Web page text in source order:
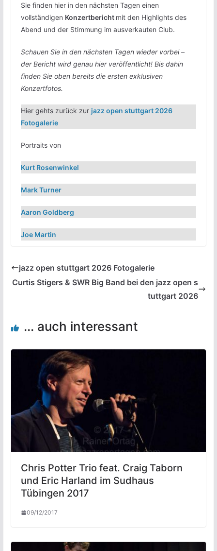
Sie finden hier in den nächsten Tagen einen
vollständigen Konzertbericht mit den Highlights des
Abend und der Stimmung im ausverkauten Club.
Schauen Sie in den nächsten Tagen wieder vorbei –
der Bericht wird genau hier veröffentlicht! Bis dahin
finden Sie oben bereits die ersten exklusiven
Konzertfotos.
Hier gehts zurück zur jazz open stuttgart 2026
Fotogalerie
Portraits von
Kurt Rosenwinkel
Mark Turner
Aaron Goldberg
Joe Martin
jazz open stuttgart 2026 Fotogalerie
Curtis Stigers & SWR Big Band bei den jazz open s
tuttgart 2026
... auch interessant
Chris Potter Trio feat. Craig Taborn
und Eric Harland im Sudhaus
Tübingen 2017
09/12/2017